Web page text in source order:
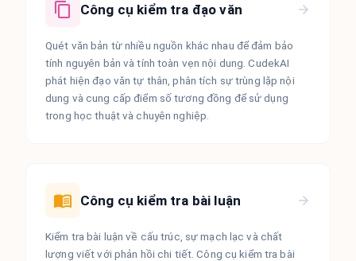
Công cụ kiểm tra đạo văn
Quét văn bản từ nhiều nguồn khác nhau để đảm bảo
tính nguyên bản và tính toàn vẹn nội dung. CudekAI
phát hiện đạo văn tự thân, phân tích sự trùng lặp nội
dung và cung cấp điểm số tương đồng để sử dụng
trong học thuật và chuyên nghiệp.
Công cụ kiểm tra bài luận
Kiểm tra bài luận về cấu trúc, sự mạch lạc và chất
lượng viết với phản hồi chi tiết. Công cụ kiểm tra bài